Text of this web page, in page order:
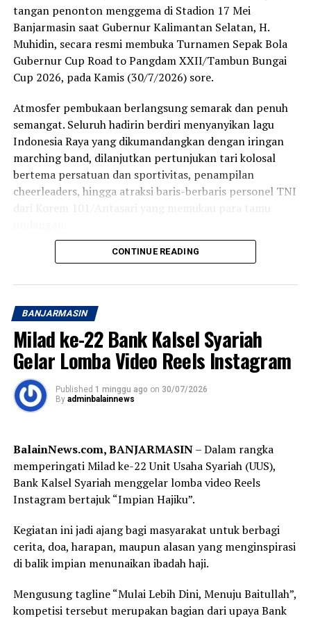
serta menyediakan layanan perbankan berkualitas.
Sedangkan produk Bank Kalsel meliputi layanan
tabungan, kredit atau pinjaman, serta layanan khusus
seperti Tabungan Banua, Kredit Multiguna Plus, dan
Rapat kerja Komisi II Bidang Ekonomi dan Keuangan
DPRD tersebut dengan sejumlah BUMD milik Pemprov
Kalsel semula dipimpin Wakil Ketua Komisinya H
Suripno Sumas.
Namun karena Suripno mau mengikuti. rapat Badan
bersamaan untuk melanjutkan pimpinan rapat tersebut
Sekretaris Komisi II Hani Jahrian.
Rapat Komisi II dengan mitra terkait itu membahas
Rencana Anggaran Pendapatan dan Belanja Daerah
(RAPBD) Kalsel Tahun 2027. [adv]
Post Views: 27
Sebarkan
0
tangan penonton menggema di Stadion 17 Mei
Banjarmasin saat Gubernur Kalimantan Selatan, H.
Muhidin, secara resmi membuka Turnamen Sepak Bola
Gubernur Cup Road to Pangdam XXII/Tambun Bungai
Cup 2026, pada Kamis (30/7/2026) sore.
Atmosfer pembukaan berlangsung semarak dan penuh
semangat. Seluruh hadirin berdiri menyanyikan lagu
Indonesia Raya yang dikumandangkan dengan iringan
marching band, dilanjutkan pertunjukan tari kolosal
bertema persatuan dan sportivitas, penampilan
cheerleaders, hingga atraksi baris-berbaris personel TNI
dari Korem 101/Antasari yang memukau para tamu
Momen semakin khidmat ketika bendera turnamen
anak-anak ke arena stadion sebagai simbol harapan
lahirnya generasi muda yang mencintai olahraga,
khususnya sepak bola.
Kedatangan Gubernur H. Muhidin disambut Pangdam
XXII/Tambun Bungai Mayjen TNI Zainal Arifin bersama
jajaran Forum Koordinasi Pimpinan Daerah
(Forkopimda) Kalimantan Selatan, di antaranya Ketua
Provinsi Kalimantan Selatan, Bupati Hulu Sungai
Tengah, serta jajaran TNI, Polri, dan pemerintah daerah.
Dalam sambutannya, Gubernur H. Muhidin mengajak
memperkuat persaudaraan sekaligus membangun
prestasi sepak bola Banua.
baik, lancar, serta mendapat bimbingan dan petunjuk
dari Allah SWT. Atas nama Pemerintah Provinsi
CONTINUE READING
BANJARMASIN
Milad ke-22 Bank Kalsel Syariah
Gelar Lomba Video Reels Instagram
Published 1 minggu ago on 30/07/2026
By adminbalainnews
BalainNews.com, BANJARMASIN– Dalam rangka
memperingati Milad ke-22 Unit Usaha Syariah (UUS),
Bank Kalsel Syariah menggelar lomba video Reels
Instagram bertajuk “Impian Hajiku”.
Kegiatan ini jadi ajang bagi masyarakat untuk berbagi
cerita, doa, harapan, maupun alasan yang menginspirasi
di balik impian menunaikan ibadah haji.
Mengusung tagline “Mulai Lebih Dini, Menuju Baitullah”,
kompetisi tersebut merupakan bagian dari upaya Bank